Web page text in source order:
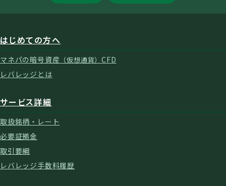
はじめての方へ
マネパの暗号資産 （仮想通貨）CFD
レバレッジとは
サービス詳細
取扱銘柄・レート
必要証拠金
取引要綱
レバレッジ手数料履歴